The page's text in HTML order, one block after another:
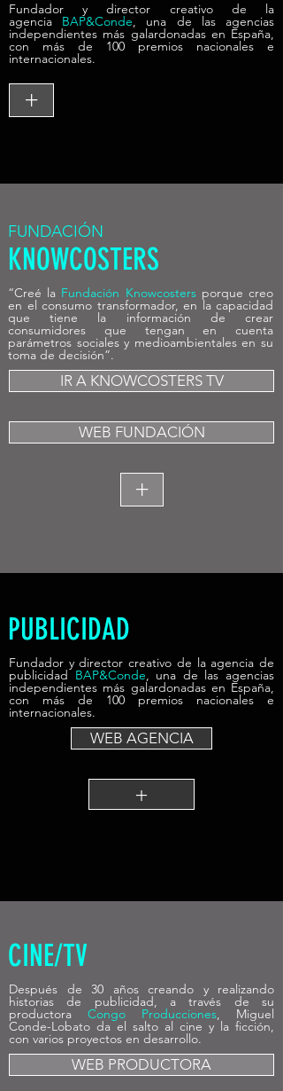
Fundador y director creativo de la
agencia BAP&Conde, una de las agencias
independientes más galardonadas en España,
con más de 100 premios nacionales e
internacionales.
+
FUNDACIÓN
KNOWCOSTERS
“Creé la Fundación Knowcosters porque creo
en el consumo transformador, en la capacidad
que tiene la información de crear
consumidores que tengan en cuenta
parámetros sociales y medioambientales en su
toma de decisión”.
IR A KNOWCOSTERS TV
WEB FUNDACIÓN
+
PUBLICIDAD
Fundador y director creativo de la agencia de
publicidad BAP&Conde, una de las agencias
independientes más galardonadas en España,
con más de 100 premios nacionales e
internacionales.
WEB AGENCIA
+
CINE/TV
Después de 30 años creando y realizando
historias de publicidad, a través de su
productora Congo Producciones, Miguel
Conde-Lobato da el salto al cine y la ficción,
con varios proyectos en desarrollo.
WEB PRODUCTORA